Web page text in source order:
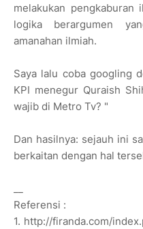
melakukan pengkaburan
logika berargumen
amanahan ilmiah.
Saya lalu coba googling
KPI menegur Quraish
wajib di Metro Tv? "
Dan hasilnya: sejauh ini
berkaitan dengan hal
Referensi :
1. http://firanda.com/